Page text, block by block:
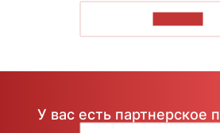
У вас есть партнерское